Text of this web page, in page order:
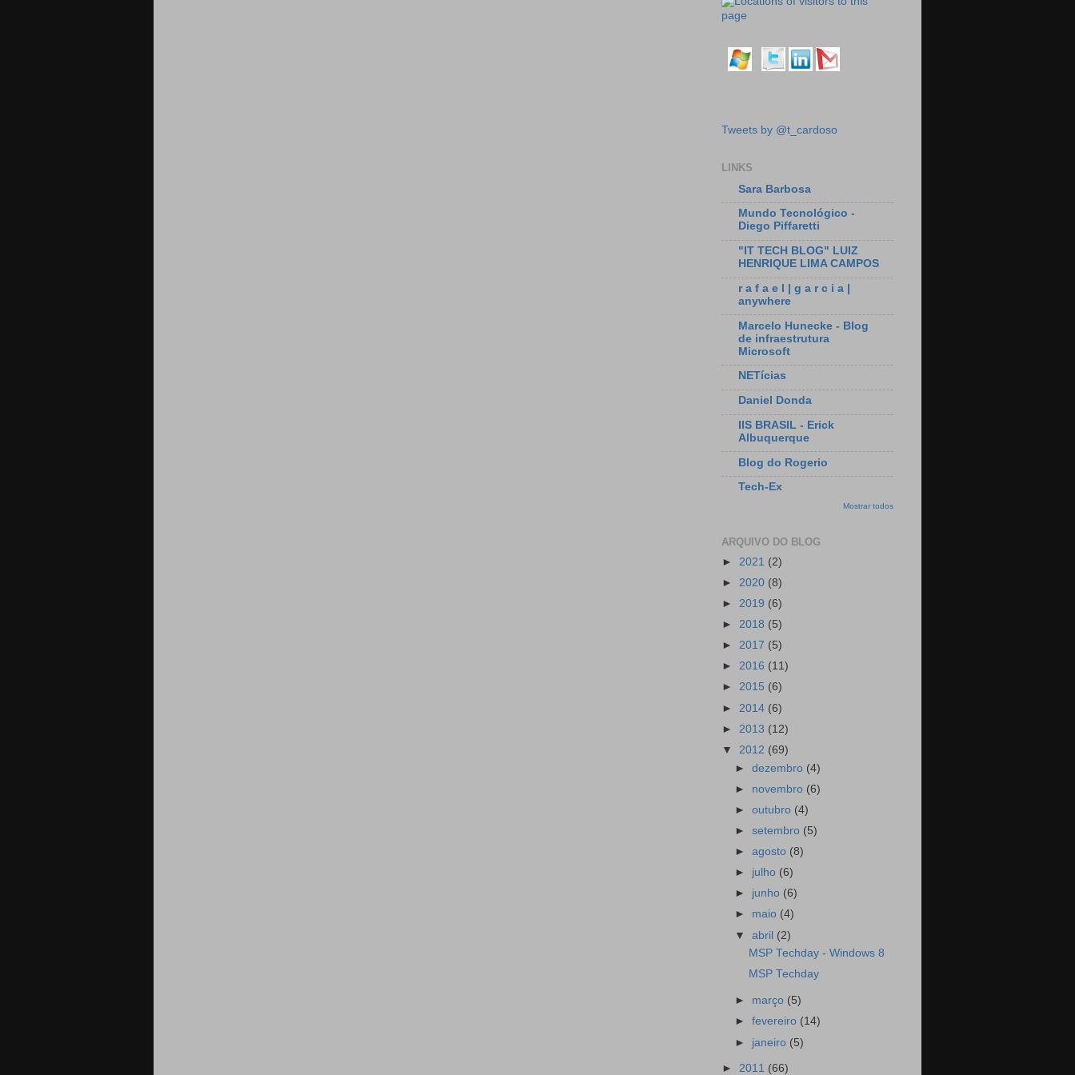
Tweets by @t_cardoso
LINKS
Sara Barbosa
Mundo Tecnológico -
Diego Piffaretti
"IT TECH BLOG" LUIZ
HENRIQUE LIMA CAMPOS
r a f a e l | g a r c i a |
anywhere
Marcelo Hunecke - Blog
de infraestrutura
Microsoft
NETícias
Daniel Donda
IIS BRASIL - Erick
Albuquerque
Blog do Rogerio
Tech-Ex
Mostrar todos
ARQUIVO DO BLOG
► 2021 (2)
► 2020 (8)
► 2019 (6)
► 2018 (5)
► 2017 (5)
► 2016 (11)
► 2015 (6)
► 2014 (6)
► 2013 (12)
▼ 2012 (69)
►dezembro (4)
► novembro (6)
►outubro (4)
►setembro (5)
►agosto (8)
► julho (6)
► junho (6)
► maio (4)
▼abril (2)
MSP Techday - Windows 8
MSP Techday
► março (5)
►fevereiro (14)
► janeiro (5)
► 2011 (66)